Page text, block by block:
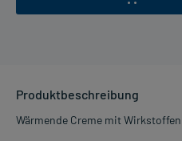
Produktbeschreibung
Wärmende Creme mit